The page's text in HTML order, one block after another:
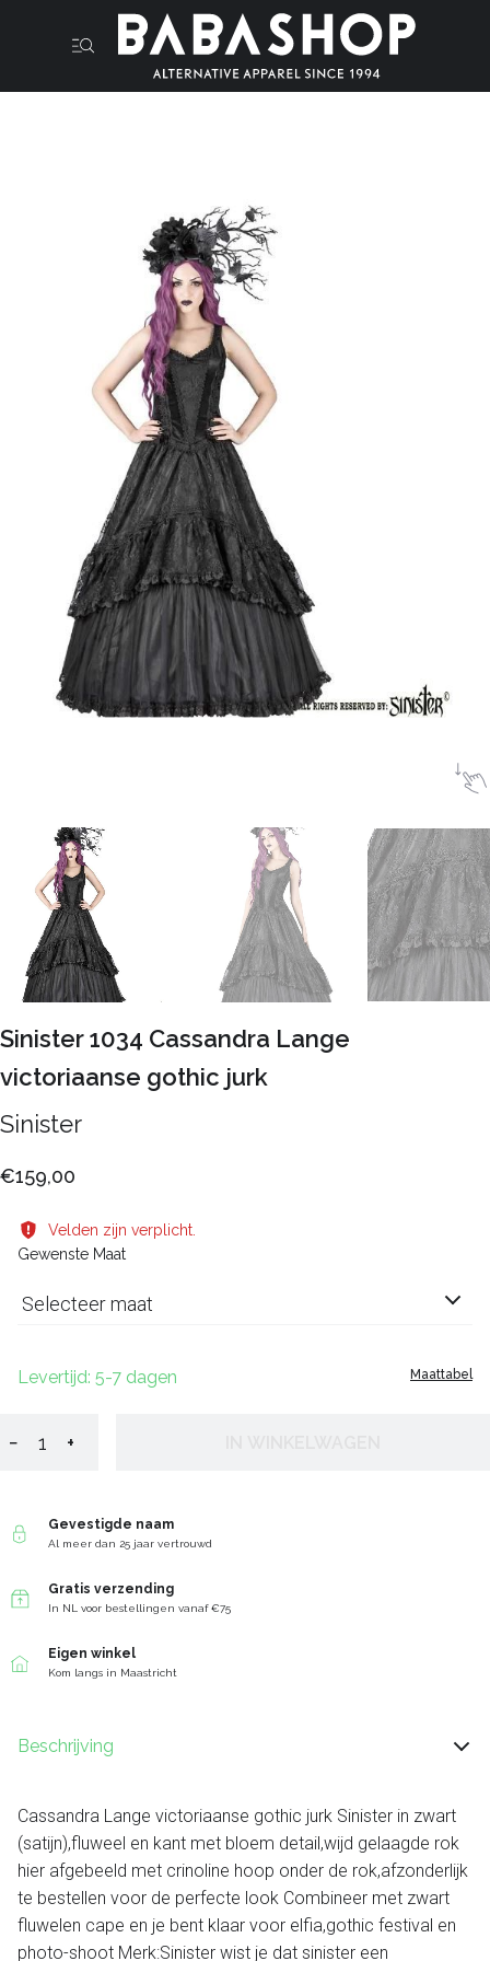
Sinister 1034 Cassandra Lange
victoriaanse gothic jurk
Sinister
€159,00
Velden zijn verplicht.
Gewenste Maat
Selecteer maat
Maattabel
Levertijd: 5-7 dagen
− +
Gevestigde naam
Al meer dan 25 jaar vertrouwd
Gratis verzending
In NL voor bestellingen vanaf €75
Eigen winkel
Kom langs in Maastricht
Beschrijving
Cassandra Lange victoriaanse gothic jurk Sinister in zwart
(satijn),fluweel en kant met bloem detail,wijd gelaagde rok
hier afgebeeld met crinoline hoop onder de rok,afzonderlijk
te bestellen voor de perfecte look Combineer met zwart
fluwelen cape en je bent klaar voor elfia,gothic festival en
photo-shoot Merk:Sinister wist je dat sinister een